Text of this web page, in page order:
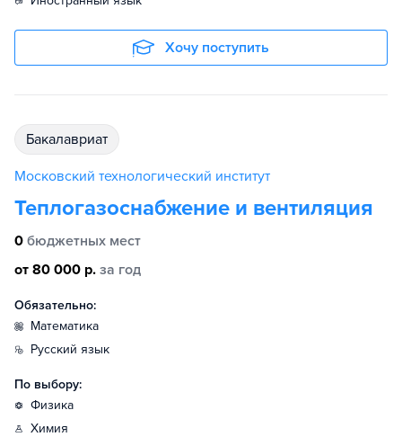
Хочу поступить
бакалавриат
Московский технологический институт
Теплогазоснабжение и вентиляция
0 бюджетных мест
от 80 000 р. за год
Обязательно:
математика
русский язык
По выбору:
физика
химия